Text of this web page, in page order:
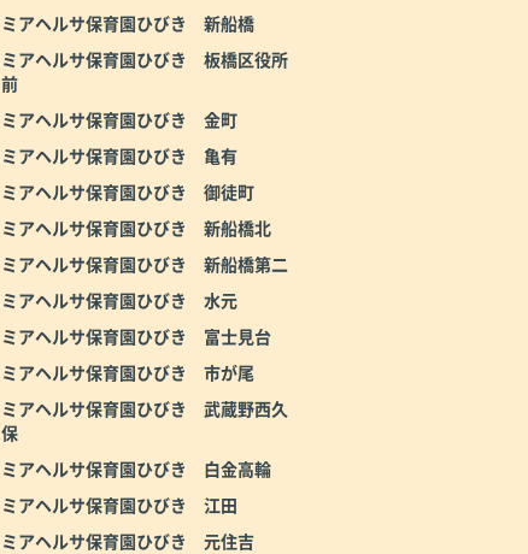
ミアヘルサ保育園ひびき 新船橋
ミアヘルサ保育園ひびき 板橋区役所
前
ミアヘルサ保育園ひびき 金町
ミアヘルサ保育園ひびき 亀有
ミアヘルサ保育園ひびき 御徒町
ミアヘルサ保育園ひびき 新船橋北
ミアヘルサ保育園ひびき 新船橋第二
ミアヘルサ保育園ひびき 水元
ミアヘルサ保育園ひびき 富士見台
ミアヘルサ保育園ひびき 市が尾
ミアヘルサ保育園ひびき 武蔵野西久
保
ミアヘルサ保育園ひびき 白金高輪
ミアヘルサ保育園ひびき 江田
ミアヘルサ保育園ひびき 元住吉